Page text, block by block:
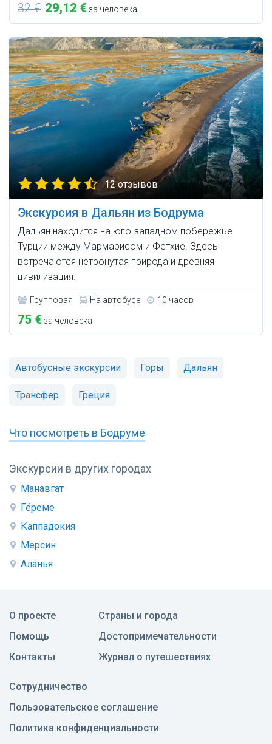
Экскурсии в других городах
Манавгат
Гёреме
Каппадокия
Мерсин
Аланья
32 € 29,12 €за человека
12 отзывов
Экскурсия в Дальян из Бодрума
Дальян находится на юго-западном побережье
Турции между Мармарисом и Фетхие. Здесь
встречаются нетронутая природа и древняя
цивилизация.
Групповая На автобусе 10 часов
75 €за человека
Автобусные экскурсии Горы Дальян
Трансфер Греция
Что посмотреть в Бодруме
О проекте
Помощь
Контакты
Страны и города
Достопримечательности
Журнал о путешествиях
Сотрудничество
Пользовательское соглашение
Политика конфиденциальности